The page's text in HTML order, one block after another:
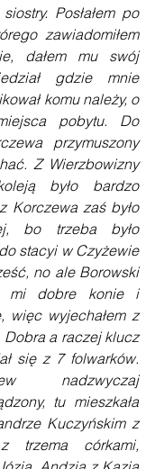
Posłałem po
zawiadomiłem
dałem mu swój
gdzie mnie
komu należy, o
pobytu. Do
przymuszony
Z Wierzbowizny
było bardzo
Korczewa zaś było
bo trzeba było
stacyi w Czyżewie
no ale Borowski
mi dobre konie i
więc wyjechałem z
a raczej klucz
się z 7 folwarków.
nadzwyczaj
tu mieszkała
Kuczyńskim z
trzema córkami,